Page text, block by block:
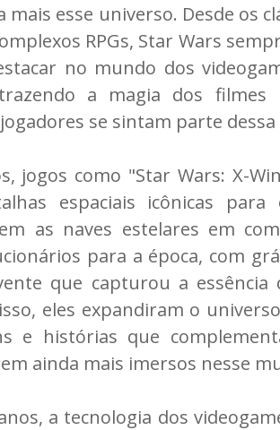
esse universo. Desde os
RPGs, Star Wars
no mundo dos
trazendo a magia dos
se sintam parte dessa
jogos como "Star Wars: X-
espaciais icônicas
as naves estelares em
para a época, com
que capturou a essência
eles expandiram o
e histórias que
ainda mais imersos nesse
a tecnologia dos